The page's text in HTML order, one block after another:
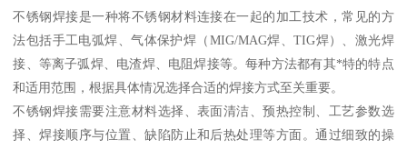
不锈钢焊接是一种将不锈钢材料连接在一起的加工技术，常见的方
法包括手工电弧焊、气体保护焊（MIG/MAG焊、TIG焊）、激光焊
接、等离子弧焊、电渣焊、电阻焊接等。每种方法都有其*特的特点
和适用范围，根据具体情况选择合适的焊接方式至关重要。
不锈钢焊接需要注意材料选择、表面清洁、预热控制、工艺参数选
择、焊接顺序与位置、缺陷防止和后热处理等方面。通过细致的操